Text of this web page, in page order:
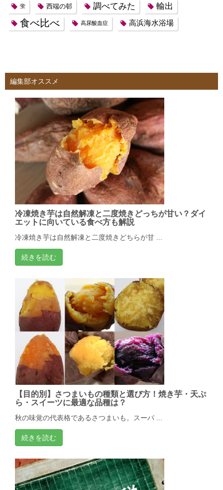
蛍 西端の邨 調べてみた 輸出
食べ比べ 高尿酸血症 高浜海水浴場
編集部オススメ
冷凍焼き芋は自然解凍と二度焼きどっちが甘い？ダイ
エットに向いている食べ方も解説
冷凍焼き芋は自然解凍と二度焼きどちらが甘 ...
続きを読む
【目的別】さつまいもの種類と選び方！焼き芋・天ぷ
ら・スイーツに最適な品種は？
秋の味覚の代表格であるさつまいも。スーパ ...
続きを読む